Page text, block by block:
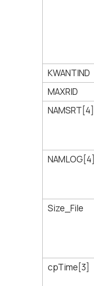
KWANTIND
MAXRID
NAMSRT[4]
NAMLOG[4]
Size_File
cpTime[3]